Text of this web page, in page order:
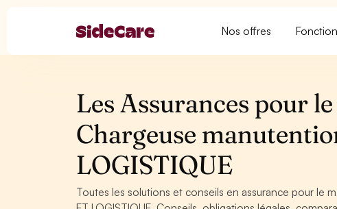
Nos offres
Les Assurances pour
Chargeuse
LOGISTIQUE
Toutes les solutions et conseils en assurance pour le